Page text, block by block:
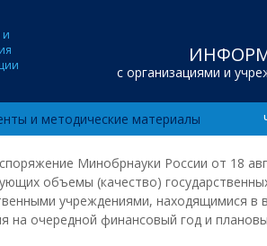
и
с организациями и
и методические материалы
Минобрнауки России от 18
объемы (качество)
учреждениями, находящимися
на очередной финансовый год и